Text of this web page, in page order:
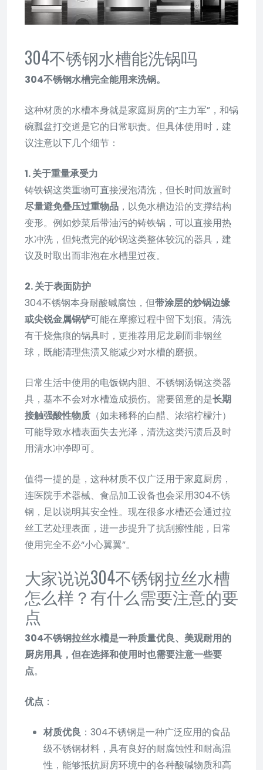
304不锈钢水槽能洗锅吗
304不锈钢水槽完全能用来洗锅。
这种材质的水槽本身就是家庭厨房的“主力军”，和锅
碗瓢盆打交道是它的日常职责。但具体使用时，建
议注意以下几个细节：
1. 关于重量承受力
铸铁锅这类重物可直接浸泡清洗，但长时间放置时
尽量避免叠压过重物品 ，以免水槽边沿的支撑结构
变形。例如炒菜后带油污的铸铁锅，可以直接用热
水冲洗，但炖煮完的砂锅这类整体较沉的器具，建
议及时取出而非泡在水槽里过夜。
2. 关于表面防护
304不锈钢本身耐酸碱腐蚀，但带涂层的炒锅边缘
或尖锐金属锅铲可能在摩擦过程中留下划痕。清洗
有干烧焦痕的锅具时，更推荐用尼龙刷而非钢丝
球，既能清理焦渍又能减少对水槽的磨损。
日常生活中使用的电饭锅内胆、不锈钢汤锅这类器
具，基本不会对水槽造成损伤。需要留意的是长期
接触强酸性物质 （如未稀释的白醋、浓缩柠檬汁）
可能导致水槽表面失去光泽，清洗这类污渍后及时
用清水冲净即可。
值得一提的是，这种材质不仅广泛用于家庭厨房，
连医院手术器械、食品加工设备也会采用304不锈
钢，足以说明其安全性。现在很多水槽还会通过拉
丝工艺处理表面，进一步提升了抗刮擦性能，日常
使用完全不必“小心翼翼”。
大家说说304不锈钢拉丝水槽
怎么样？有什么需要注意的要
点
304不锈钢拉丝水槽是一种质量优良、美观耐用的
厨房用具，但在选择和使用时也需要注意一些要
点。
优点 ：
材质优良 ：304不锈钢是一种广泛应用的食品
级不锈钢材料，具有良好的耐腐蚀性和耐高温
性，能够抵抗厨房环境中的各种酸碱物质和高